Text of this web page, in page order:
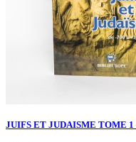
JUIFS ET JUDAISME TOME